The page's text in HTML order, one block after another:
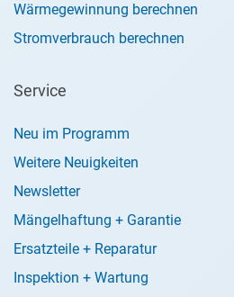
Wärmegewinnung berechnen
Stromverbrauch berechnen
Service
Neu im Programm
Weitere Neuigkeiten
Newsletter
Mängelhaftung + Garantie
Ersatzteile + Reparatur
Inspektion + Wartung